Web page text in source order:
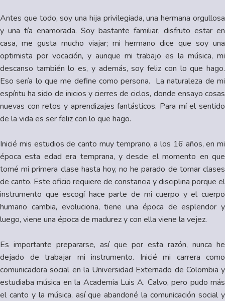
Antes que todo, soy una hija privilegiada, una hermana orgullosa
y una tía enamorada. Soy bastante familiar, disfruto estar en
casa, me gusta mucho viajar; mi hermano dice que soy una
optimista por vocación, y aunque mi trabajo es la música, mi
descanso también lo es, y además, soy feliz con lo que hago.
Eso sería lo que me define como persona. La naturaleza de mi
espíritu ha sido de inicios y cierres de ciclos, donde ensayo cosas
nuevas con retos y aprendizajes fantásticos. Para mí el sentido
de la vida es ser feliz con lo que hago.
Inicié mis estudios de canto muy temprano, a los 16 años, en mi
época esta edad era temprana, y desde el momento en que
tomé mi primera clase hasta hoy, no he parado de tomar clases
de canto. Este oficio requiere de constancia y disciplina porque el
instrumento que escogí hace parte de mi cuerpo y el cuerpo
humano cambia, evoluciona, tiene una época de esplendor y
luego, viene una época de madurez y con ella viene la vejez.
Es importante prepararse, así que por esta razón, nunca he
dejado de trabajar mi instrumento. Inicié mi carrera como
comunicadora social en la Universidad Externado de Colombia y
estudiaba música en la Academia Luis A. Calvo, pero pudo más
el canto y la música, así que abandoné la comunicación social y